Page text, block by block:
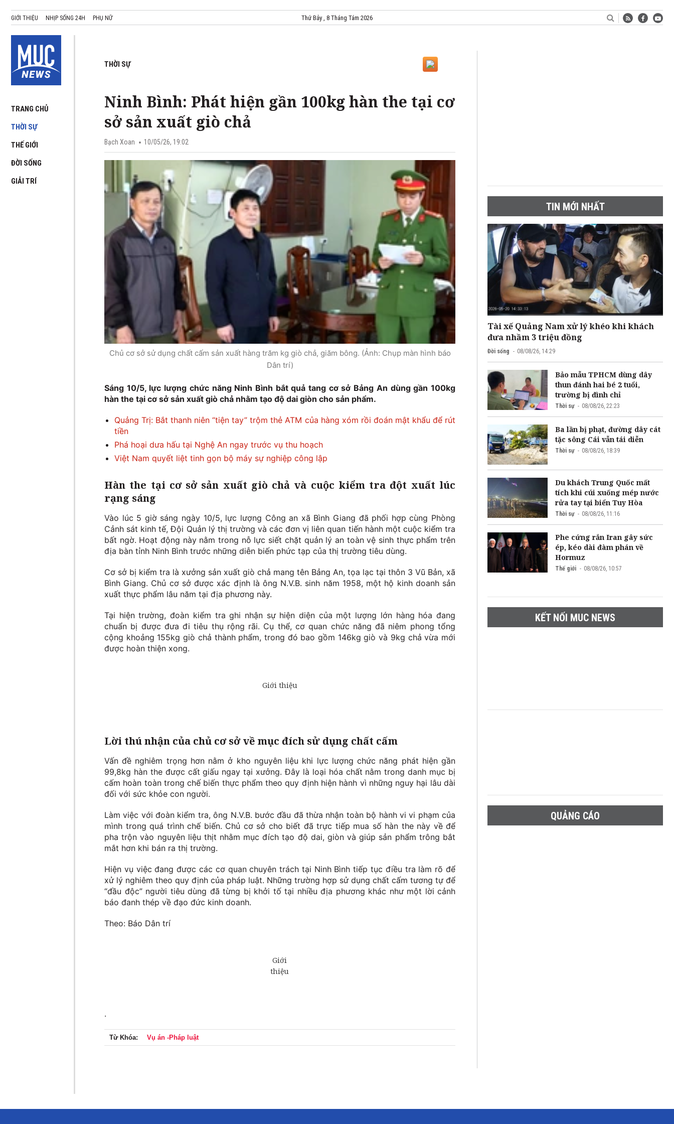
GIỚI THIỆU NHỊP SỐNG 24H PHỤ NỮ Thứ Bảy , 8 Tháng Tám 2026
TRANG CHỦ
THỜI SỰ
THẾ GIỚI
ĐỜI SỐNG
GIẢI TRÍ
THỜI SỰ
Ninh Bình: Phát hiện gần 100kg hàn the tại cơ
sở sản xuất giò chả
Bạch Xoan 10/05/26, 19:02
Chủ cơ sở sử dụng chất cấm sản xuất hàng trăm kg giò chả, giăm bông. (Ảnh: Chụp màn hình báo
Dân trí)
Sáng 10/5, lực lượng chức năng Ninh Bình bắt quả tang cơ sở Bảng An dùng gần 100kg
hàn the tại cơ sở sản xuất giò chả nhằm tạo độ dai giòn cho sản phẩm.
Quảng Trị: Bắt thanh niên “tiện tay” trộm thẻ ATM của hàng xóm rồi đoán mật khẩu để rút
tiền
Phá hoại dưa hấu tại Nghệ An ngay trước vụ thu hoạch
Việt Nam quyết liệt tinh gọn bộ máy sự nghiệp công lập
Hàn the tại cơ sở sản xuất giò chả và cuộc kiểm tra đột xuất lúc
rạng sáng
Vào lúc 5 giờ sáng ngày 10/5, lực lượng Công an xã Bình Giang đã phối hợp cùng Phòng
Cảnh sát kinh tế, Đội Quản lý thị trường và các đơn vị liên quan tiến hành một cuộc kiểm tra
bất ngờ. Hoạt động này nằm trong nỗ lực siết chặt quản lý an toàn vệ sinh thực phẩm trên
địa bàn tỉnh Ninh Bình trước những diễn biến phức tạp của thị trường tiêu dùng.
Cơ sở bị kiểm tra là xưởng sản xuất giò chả mang tên Bảng An, tọa lạc tại thôn 3 Vũ Bản, xã
Bình Giang. Chủ cơ sở được xác định là ông N.V.B. sinh năm 1958, một hộ kinh doanh sản
xuất thực phẩm lâu năm tại địa phương này.
Tại hiện trường, đoàn kiểm tra ghi nhận sự hiện diện của một lượng lớn hàng hóa đang
chuẩn bị được đưa đi tiêu thụ rộng rãi. Cụ thể, cơ quan chức năng đã niêm phong tổng
cộng khoảng 155kg giò chả thành phẩm, trong đó bao gồm 146kg giò và 9kg chả vừa mới
được hoàn thiện xong.
Lời thú nhận của chủ cơ sở về mục đích sử dụng chất cấm
Vấn đề nghiêm trọng hơn nằm ở kho nguyên liệu khi lực lượng chức năng phát hiện gần
99,8kg hàn the được cất giấu ngay tại xưởng. Đây là loại hóa chất nằm trong danh mục bị
cấm hoàn toàn trong chế biến thực phẩm theo quy định hiện hành vì những nguy hại lâu dài
đối với sức khỏe con người.
Làm việc với đoàn kiểm tra, ông N.V.B. bước đầu đã thừa nhận toàn bộ hành vi vi phạm của
mình trong quá trình chế biến. Chủ cơ sở cho biết đã trực tiếp mua số hàn the này về để
pha trộn vào nguyên liệu thịt nhằm mục đích tạo độ dai, giòn và giúp sản phẩm trông bắt
mắt hơn khi bán ra thị trường.
Hiện vụ việc đang được các cơ quan chuyên trách tại Ninh Bình tiếp tục điều tra làm rõ để
xử lý nghiêm theo quy định của pháp luật. Những trường hợp sử dụng chất cấm tương tự để
“đầu độc” người tiêu dùng đã từng bị khởi tố tại nhiều địa phương khác như một lời cảnh
báo đanh thép về đạo đức kinh doanh.
Theo: Báo Dân trí
.
Từ Khóa: Vụ án -Pháp luật
TIN MỚI NHẤT
Tài xế Quảng Nam xử lý khéo khi khách
đưa nhầm 3 triệu đồng
Đời sống 08/08/26, 14:29
Bảo mẫu TPHCM dùng dây
thun đánh hai bé 2 tuổi,
trường bị đình chỉ
Thời sự 08/08/26, 22:23
Ba lần bị phạt, đường dây cát
tặc sông Cái vẫn tái diễn
Thời sự 08/08/26, 18:39
Du khách Trung Quốc mất
tích khi cúi xuống mép nước
rửa tay tại biển Tuy Hòa
Thời sự 08/08/26, 11:16
Phe cứng rắn Iran gây sức
ép, kéo dài đàm phán về
Hormuz
Thế giới 08/08/26, 10:57
KẾT NỐI MUC NEWS
QUẢNG CÁO